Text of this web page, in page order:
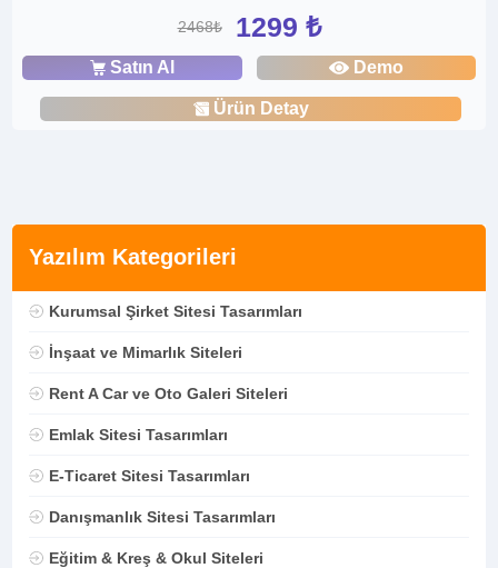
Yazılım Kategorileri
Kurumsal Şirket Sitesi Tasarımları
İnşaat ve Mimarlık Siteleri
Rent A Car ve Oto Galeri Siteleri
Emlak Sitesi Tasarımları
E-Ticaret Sitesi Tasarımları
Danışmanlık Sitesi Tasarımları
Eğitim & Kreş & Okul Siteleri
2468₺ 1299 ₺
Satın Al Demo
Ürün Detay